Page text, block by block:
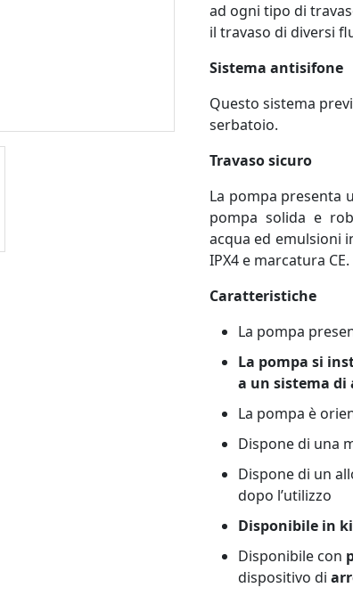
ad ogni tipo di
il travaso di diversi
Sistema antisifone
Questo sistema
serbatoio.
Travaso sicuro
La pompa presenta
pompa solida e
acqua ed emulsioni
IPX4 e marcatura CE.
Caratteristiche
La pompa
La pompa si
a un sistema di
La pompa è
Dispone di una
Dispone di un
dopo l’utilizzo
Disponibile in
Disponibile con
dispositivo di